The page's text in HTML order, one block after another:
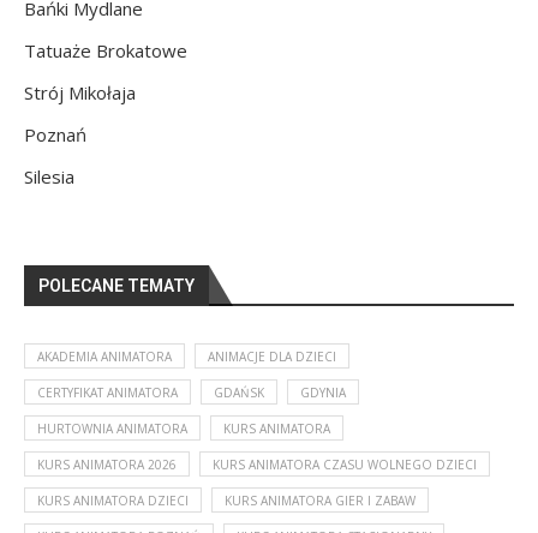
Bańki Mydlane
Tatuaże Brokatowe
Strój Mikołaja
Poznań
Silesia
POLECANE TEMATY
AKADEMIA ANIMATORA ANIMACJE DLA DZIECI
CERTYFIKAT ANIMATORA GDAŃSK GDYNIA
HURTOWNIA ANIMATORA KURS ANIMATORA
KURS ANIMATORA 2026 KURS ANIMATORA CZASU WOLNEGO DZIECI
KURS ANIMATORA DZIECI KURS ANIMATORA GIER I ZABAW